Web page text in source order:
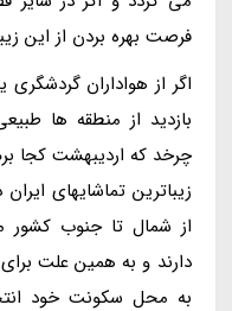
فرصت بهره بردن از این
اگر از هواداران
بازدید از منطقه ها
چرخد که اردیبهشت کجا
زیباترین تماشایهای
از شمال تا جنوب
دارند و به همین علت برای
به محل سکونت خود